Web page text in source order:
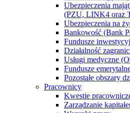
Ubezpieczenia
(PZU, LINK4 oraz
Ubezpieczenia na
Bankowość (Bank
Fundusze
Działalność
Usługi medyczne
Fundusze
Pozostałe obszary
Pracownicy
Kwestie
Zarządzanie